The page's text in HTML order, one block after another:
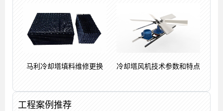
马利冷却塔填料维修更换 冷却塔风机技术参数和特点
工程案例推荐